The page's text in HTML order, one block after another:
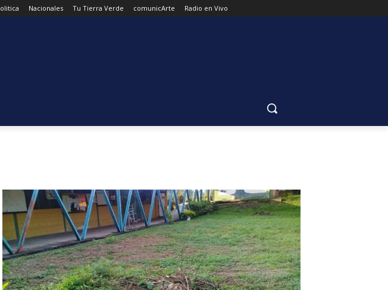
Nacionales Tu Tierra Verde comunicArte Radio en Vivo